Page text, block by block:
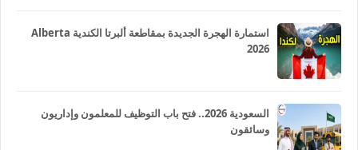
استمارة الهجرة الجديدة بمقاطعة ألبرتا الكندية Alberta
2026
السعودية 2026.. فتح باب التوظيف للمعلمون وإداريون
وسائقون